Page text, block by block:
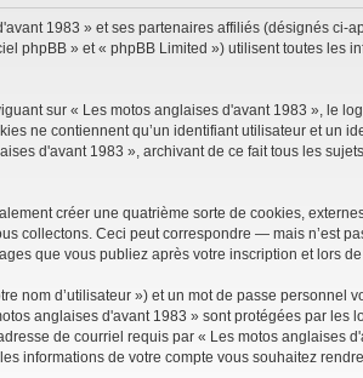
1983 » et ses partenaires affiliés (désignés ci-
phpBB » et « phpBB Limited ») utilisent toutes
sur « Les motos anglaises d'avant 1983 », le
ne contiennent qu’un identifiant utilisateur et un
d'avant 1983 », archivant de ce fait tous les
créer une quatrième sorte de cookies,
collectons. Ceci peut correspondre — mais n’est
que vous publiez après votre inscription et lors
nom d’utilisateur ») et un mot de passe
anglaises d'avant 1983 » sont protégées par
de courriel requis par « Les motos
informations de votre compte vous souhaitez